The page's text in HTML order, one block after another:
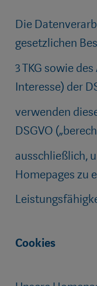
Die
gesetzlichen
3 TKG sowie
Interesse) der
verwenden
DSGVO
ausschließlich,
Homepages zu
Cookies